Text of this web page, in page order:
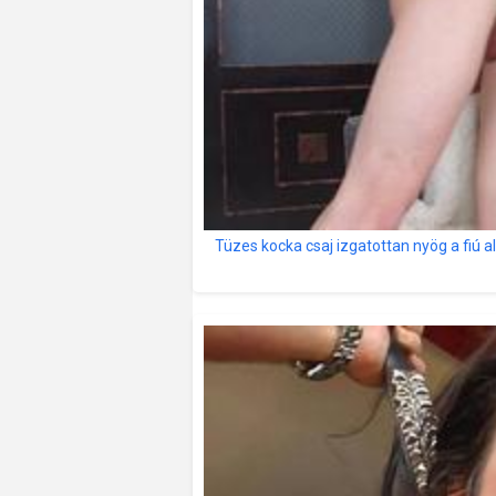
Tüzes kocka csaj izgatottan nyög a fiú